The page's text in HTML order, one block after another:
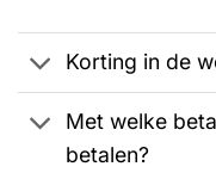
Korting in de
Met welke
betalen?